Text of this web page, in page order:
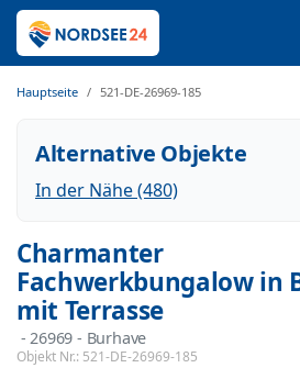
Hauptseite 521-DE-26969-185
Alternative Objekte
In der Nähe (480)
Charmanter
Fachwerkbungalow in
mit Terrasse
- 26969 - Burhave
Objekt Nr.: 521-DE-26969-185